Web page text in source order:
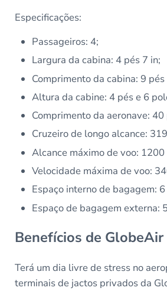
Especificações:
Passageiros: 4;
Largura da cabina: 4 pés 7 in;
Comprimento da cabina: 9 pés
Altura da cabine: 4 pés e 6
Comprimento da aeronave: 40
Cruzeiro de longo alcance:
Alcance máximo de voo: 1200
Velocidade máxima de voo:
Espaço interno de bagagem:
Espaço de bagagem externa:
Benefícios de GlobeAir
Terá um dia livre de stress no
terminais de jactos privados da